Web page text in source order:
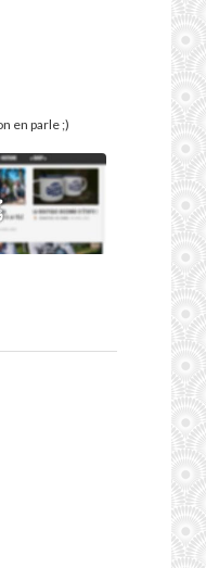
en parle ;)